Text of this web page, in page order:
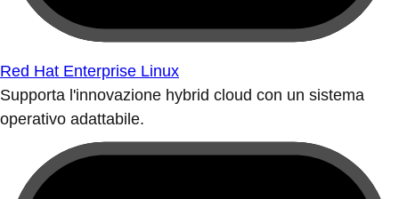
Red Hat Enterprise Linux
Supporta l'innovazione hybrid cloud con un sistema
operativo adattabile.